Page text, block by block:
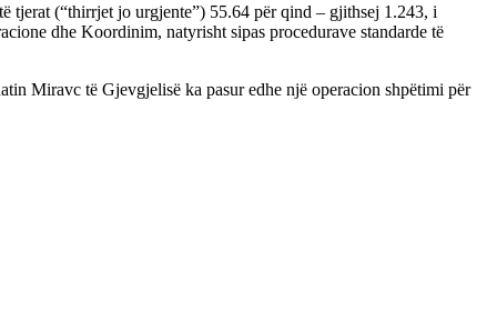
tjerat (“thirrjet jo urgjente”) 55.64 për qind – gjithsej 1.243, i
dhe Koordinim, natyrisht sipas procedurave standarde të
Miravc të Gjevgjelisë ka pasur edhe një operacion shpëtimi për